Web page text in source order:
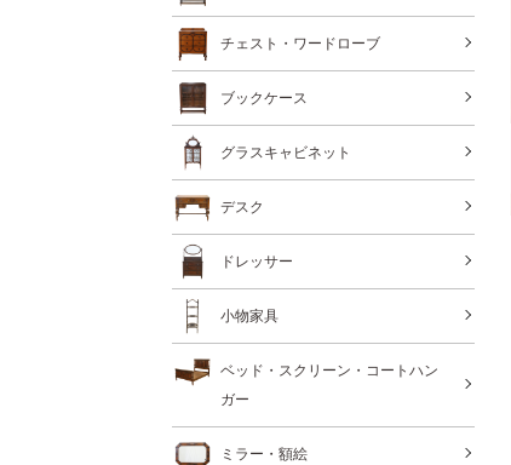
チェスト・ワードローブ
ブックケース
グラスキャビネット
デスク
ドレッサー
小物家具
ベッド・スクリーン・コートハン
ガー
ミラー・額絵